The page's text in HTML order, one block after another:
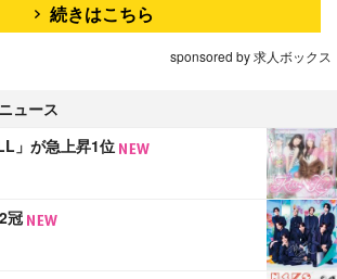
続きはこちら
sponsored by 求人ボックス
ュース
」が急上昇1位
冠